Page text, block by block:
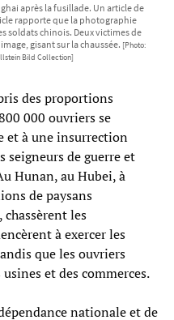
après la fusillade. Un article de
rapporte que la photographie
soldats chinois. Deux victimes de
gisant sur la chaussée. [Photo:
Bild Collection]
des proportions
000 ouvriers se
et à une insurrection
seigneurs de guerre et
Hunan, au Hubei, à
de paysans
chassèrent les
à exercer les
que les ouvriers
et des commerces.
nationale et de